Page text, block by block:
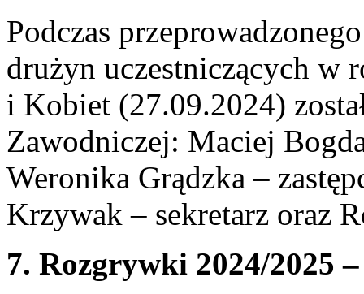
Podczas
drużyn uczestniczących w
i Kobiet (27.09.2024)
Zawodniczej: Maciej
Weronika Grądzka –
Krzywak – sekretarz oraz
7. Rozgrywki 2024/2025